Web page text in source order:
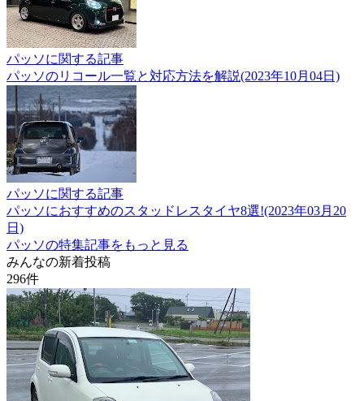
パッソに関する記事
パッソのリコール一覧と対応方法を解説(2023年10月04日)
パッソに関する記事
パッソにおすすめのスタッドレスタイヤ8選!(2023年03月20
日)
パッソの特集記事をもっと見る
みんなの新着投稿
296件